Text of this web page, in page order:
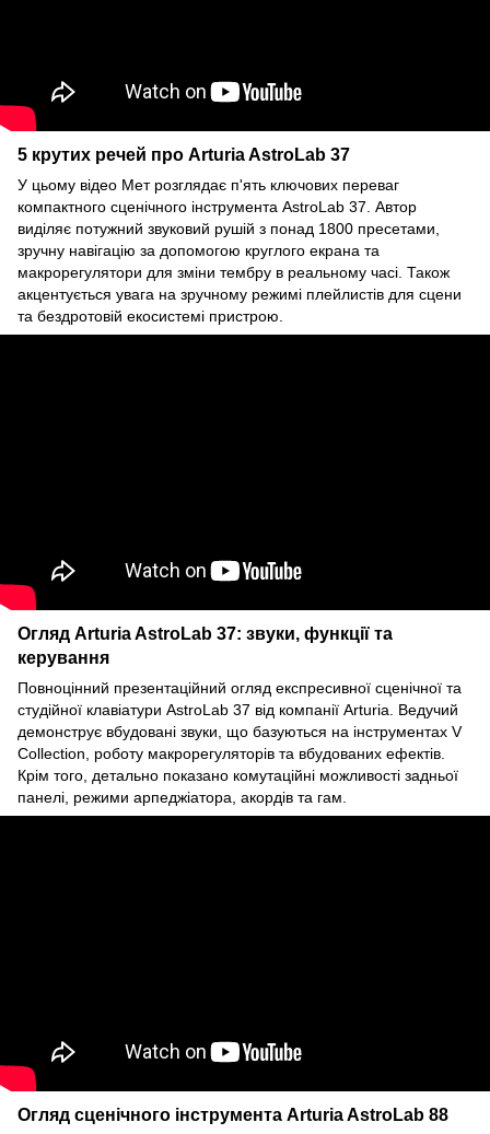
5 крутих речей про Arturia AstroLab 37
У цьому відео Мет розглядає п'ять ключових переваг
компактного сценічного інструмента AstroLab 37. Автор
виділяє потужний звуковий рушій з понад 1800 пресетами,
зручну навігацію за допомогою круглого екрана та
макрорегулятори для зміни тембру в реальному часі. Також
акцентується увага на зручному режимі плейлистів для сцени
та бездротовій екосистемі пристрою.
Огляд Arturia AstroLab 37: звуки, функції та
керування
Повноцінний презентаційний огляд експресивної сценічної та
студійної клавіатури AstroLab 37 від компанії Arturia. Ведучий
демонструє вбудовані звуки, що базуються на інструментах V
Collection, роботу макрорегуляторів та вбудованих ефектів.
Крім того, детально показано комутаційні можливості задньої
панелі, режими арпеджіатора, акордів та гам.
Огляд сценічного інструмента Arturia AstroLab 88